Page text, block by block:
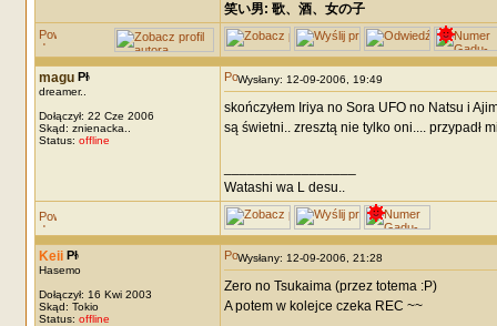
笑い男: 歌、酒、女の子 DRM:
magu
dreamer..
Dołączył: 22 Cze 2006
Skąd: znienacka..
Status: offline
Wysłany: 12-09-2006, 19:49
skończyłem Iriya no Sora UFO no Natsu i
są świetni.. zresztą nie tylko oni.... przypadł
Watashi wa L desu..
Keii
Hasemo
Dołączył: 16 Kwi 2003
Skąd: Tokio
Status: offline
Wysłany: 12-09-2006, 21:28
Zero no Tsukaima (przez totema :P)
A potem w kolejce czeka REC ~~